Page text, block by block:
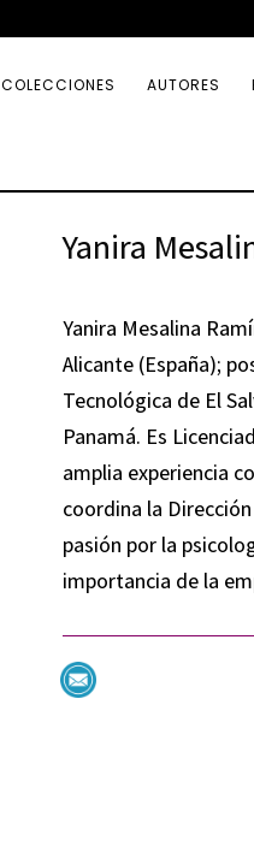
COLECCIONES AUTORES
Yanira
Yanira Mesalina
Alicante (España);
Tecnológica de El
Panamá. Es
amplia experiencia
coordina la
pasión por la
importancia de la